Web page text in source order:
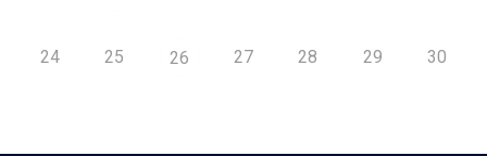
24 25 26 27 28 29 30